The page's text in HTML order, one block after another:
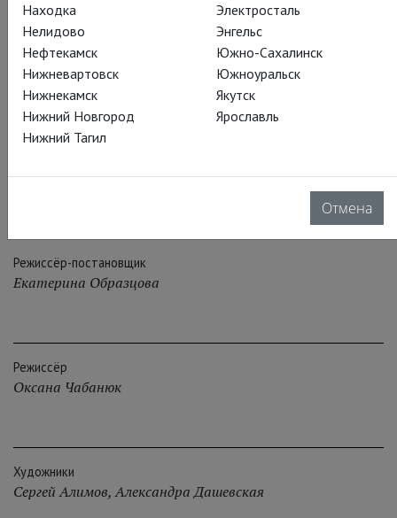
Над спектаклем работали
Борис Голдовский,Екатерина Образцова
Режиссёр-постановщик
Екатерина Образцова
Режиссёр
Оксана Чабанюк
Художники
Сергей Алимов,Александра Дашевская
Находка
Нелидово
Нефтекамск
Нижневартовск
Нижнекамск
Нижний Новгород
Нижний Тагил
Электросталь
Энгельс
Южно-Сахалинск
Южноуральск
Якутск
Ярославль
Отмена